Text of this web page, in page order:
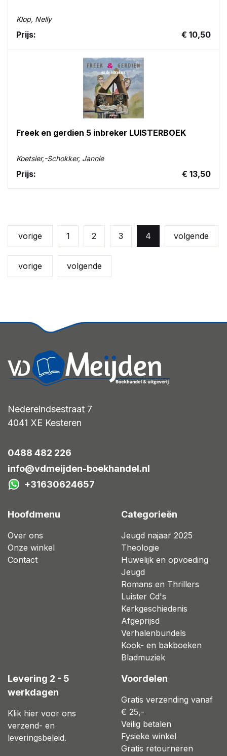
Klop, Nelly
Prijs: € 10,50
Freek en gerdien 5 inbreker LUISTERBOEK
Koetsier,-Schokker, Jannie
Prijs: € 13,50
vorige 1 2 3 4 volgende
vorige volgende
Nedereindsestraat 7
4041 XE Kesteren
0488 482 226
info@vdmeijden-boekhandel.nl
+31630624657
Hoofdmenu
Over ons
Onze winkel
Contact
Categorieën
Jeugd najaar 2025
Theologie
Huwelijk en opvoeding
Jeugd
Romans en Thrillers
Luister Cd's
Kerkgeschiedenis
Afgeprijsd
Verhalenbundels
Kook- en bakboeken
Bladmuziek
Levering 2 - 5
werkdagen
Klik hier voor ons
verzend- en
leveringsbeleid.
Voordelen
Gratis verzending vanaf
€ 25,-
Veilig betalen
Fysieke winkel
Gratis retourneren